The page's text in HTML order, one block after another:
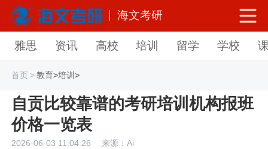
海文考研
雅思 资讯 高校 培训 留学 学校
首页>教育>培训>
自贡比较靠谱的考研培训机构报班
价格一览表
2026-06-03 11:04:26 来源：Ai